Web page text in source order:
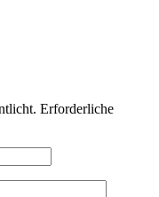
Erforderliche